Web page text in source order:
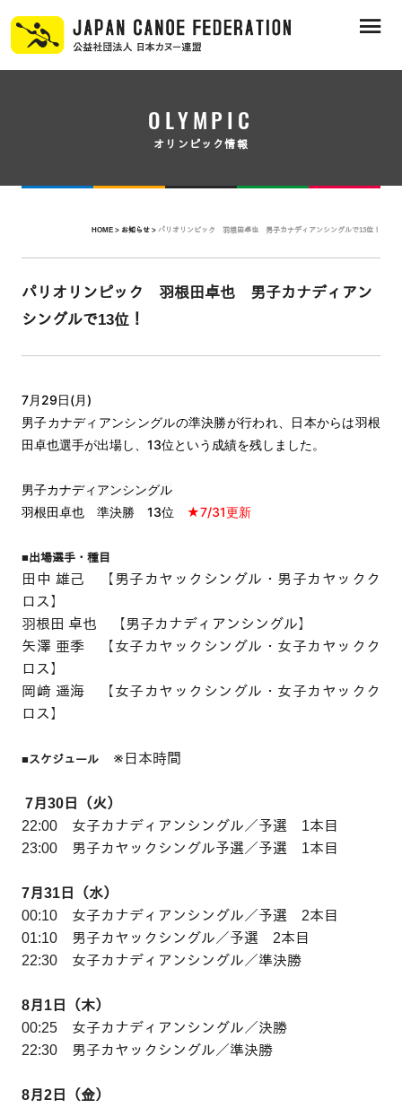
OLYMPIC
オリンピック情報
HOME > お知らせ > パリオリンピック 羽根田卓也 男子カナディアンシングルで13位！
パリオリンピック 羽根田卓也 男子カナディアン
シングルで13位！
7月29日(月)
男子カナディアンシングルの準決勝が行われ、日本からは羽根
田卓也選手が出場し、 13位という成績を残しました。
男子カナディアンシングル
羽根田卓也 準決勝 13位 ★7/31更新
■出場選手・種目
田中 雄己 【男子カヤックシングル・男子カヤックク
ロス】
羽根田 卓也 【男子カナディアンシングル】
矢澤 亜季 【女子カヤックシングル・女子カヤックク
ロス】
岡﨑 遥海 【女子カヤックシングル・女子カヤックク
ロス】
■スケジュール ※日本時間
7月30日（火）
22:00 女子カナディアンシングル／予選 1本目
23:00 男子カヤックシングル予選／予選 1本目
7月31日（水）
00:10 女子カナディアンシングル／予選 2本目
01:10 男子カヤックシングル／予選 2本目
22:30 女子カナディアンシングル／準決勝
8月1日（木）
00:25 女子カナディアンシングル／決勝
22:30 男子カヤックシングル／準決勝
8月2日（金）